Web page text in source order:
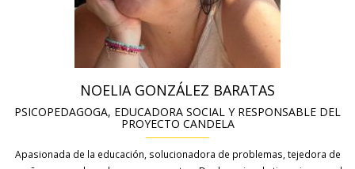
NOELIA GONZÁLEZ BARATAS
PSICOPEDAGOGA, EDUCADORA SOCIAL Y RESPONSABLE DEL
PROYECTO CANDELA
Apasionada de la educación, solucionadora de problemas, tejedora de